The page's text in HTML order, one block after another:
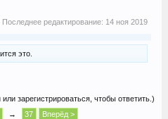
Последнее редактирование: 14 ноя 2019
это.
зарегистрироваться, чтобы ответить.)
→ 37 Вперёд >